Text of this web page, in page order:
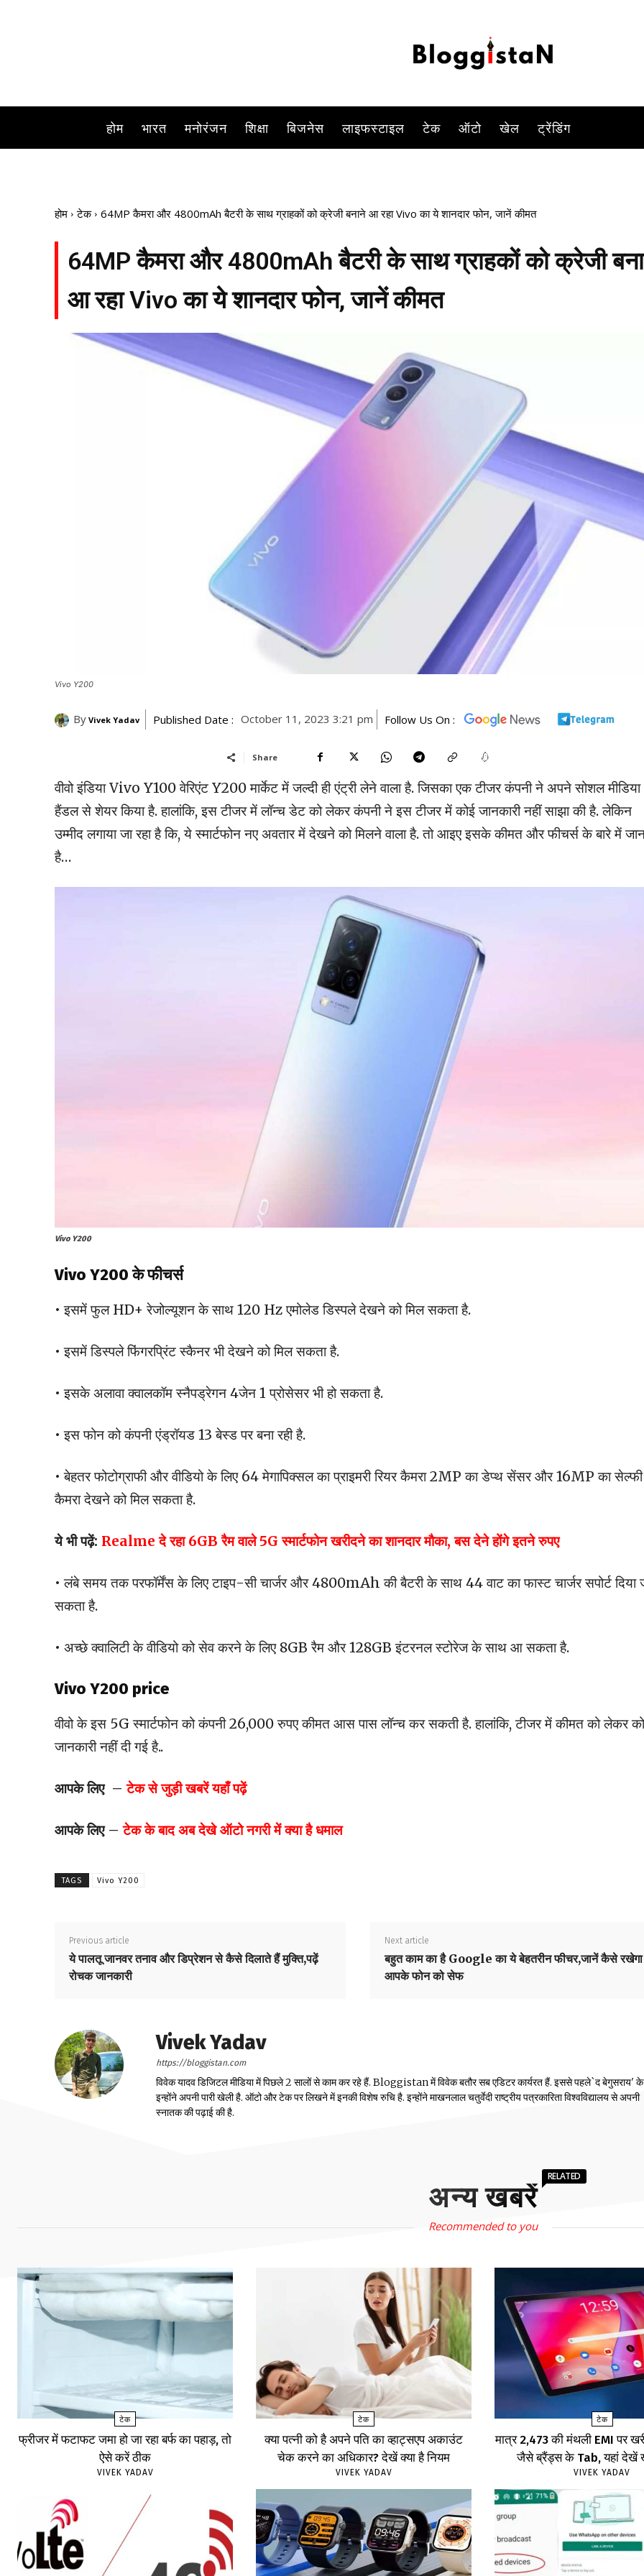
होम भारत मनोरंजन शिक्षा बिजनेस लाइफस्टाइल टेक ऑटो खेल ट्रेंडिंग
होम टेक 64MP कैमरा और 4800mAh बैटरी के साथ ग्राहकों को क्रेजी बनाने आ रहा Vivo का ये शानदार फोन, जानें कीमत
64MP कैमरा और 4800mAh बैटरी के साथ ग्राहकों को क्रेजी
आ रहा Vivo का ये शानदार फोन, जानें कीमत
Vivo Y200
By Vivek Yadav Published Date : October 11, 2023 3:21 pm Follow Us On :
Share
वीवो इंडिया Vivo Y100 वेरिएंट Y200 मार्केट में जल्दी ही एंट्री लेने वाला है. जिसका एक टीजर कंपनी ने अपने सोशल मीडिया
हैंडल से शेयर किया है. हालांकि, इस टीजर में लॉन्च डेट को लेकर कंपनी ने इस टीजर में कोई जानकारी नहीं साझा की है. लेकिन
उम्मीद लगाया जा रहा है कि, ये स्मार्टफोन नए अवतार में देखने को मिलने वाला है. तो आइए इसके कीमत और फीचर्स के बारे में
है…
Vivo Y200
Vivo Y200 के फीचर्स
• इसमें फुल HD+ रेजोल्यूशन के साथ 120 Hz एमोलेड डिस्पले देखने को मिल सकता है.
• इसमें डिस्पले फिंगरप्रिंट स्कैनर भी देखने को मिल सकता है.
• इसके अलावा क्वालकॉम स्नैपड्रेगन 4जेन 1 प्रोसेसर भी हो सकता है.
• इस फोन को कंपनी एंड्रॉयड 13 बेस्ड पर बना रही है.
• बेहतर फोटोग्राफी और वीडियो के लिए 64 मेगापिक्सल का प्राइमरी रियर कैमरा 2MP का डेप्थ सेंसर और 16MP का सेल्फी
कैमरा देखने को मिल सकता है.
ये भी पढ़ें: Realme दे रहा 6GB रैम वाले 5G स्मार्टफोन खरीदने का शानदार मौका, बस देने होंगे इतने रुपए
• लंबे समय तक परफॉर्मेंस के लिए टाइप-सी चार्जर और 4800mAh की बैटरी के साथ 44 वाट का फास्ट चार्जर सपोर्ट दिया
सकता है.
• अच्छे क्वालिटी के वीडियो को सेव करने के लिए 8GB रैम और 128GB इंटरनल स्टोरेज के साथ आ सकता है.
Vivo Y200 price
वीवो के इस 5G स्मार्टफोन को कंपनी 26,000 रुपए कीमत आस पास लॉन्च कर सकती है. हालांकि, टीजर में कीमत को लेकर
जानकारी नहीं दी गई है..
आपके लिए –टेक से जुड़ी खबरें यहाँ पढ़ें
आपके लिए – टेक के बाद अब देखे ऑटो नगरी में क्या है धमाल
TAGS Vivo Y200
Previous article
ये पालतू जानवर तनाव और डिप्रेशन से कैसे दिलाते हैं मुक्ति,पढ़ें
रोचक जानकारी
Next article
बहुत काम का है Google का ये बेहतरीन फीचर,जानें कैसे रखेगा
आपके फोन को सेफ
Vivek Yadav
https://bloggistan.com
विवेक यादव डिजिटल मीडिया में पिछले 2 सालों से काम कर रहे हैं. Bloggistan में विवेक बतौर सब एडिटर कार्यरत हैं. इससे पहले`द बेगुसराय'
इन्होंने अपनी पारी खेली है. ऑटो और टेक पर लिखने में इनकी विशेष रुचि है. इन्होंने माखनलाल चतुर्वेदी राष्ट्रीय पत्रकारिता विश्वविद्यालय से अपनी
स्नातक की पढ़ाई की है.
अन्य खबरें
RELATED
Recommended to you
टेक
फ्रीजर में फटाफट जमा हो जा रहा बर्फ का पहाड़, तो
ऐसे करें ठीक
VIVEK YADAV
टेक
क्या पत्नी को है अपने पति का व्हाट्सएप अकाउंट
चेक करने का अधिकार? देखें क्या है नियम
VIVEK YADAV
टेक
मात्र ₹2,473 की मंथली EMI पर
जैसे ब्रैंड्स के Tab, यहां देखें
VIVEK YADAV